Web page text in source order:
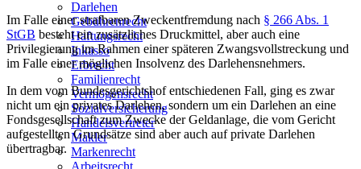
Darlehen
Gebührenrecht
Haftungsrecht
Inkasso
Erbrecht
Familienrecht
Vermögensrecht
Sozialversicherung
Handelsvertreter
Makler
Markenrecht
Arbeitsrecht
Im Falle einer strafbaren Zweckentfremdung nach § 266 Abs. 1
StGB besteht ein zusätzliches Druckmittel, aber auch eine
Privilegierung im Rahmen einer späteren Zwangsvollstreckung und
im Falle einer möglichen Insolvenz des Darlehensnehmers.
In dem vom Bundesgerichtshof entschiedenen Fall, ging es zwar
nicht um ein privates Darlehen, sondern um ein Darlehen an eine
Fondsgesellschaft zum Zwecke der Geldanlage, die vom Gericht
aufgestellten Grundsätze sind aber auch auf private Darlehen
übertragbar.